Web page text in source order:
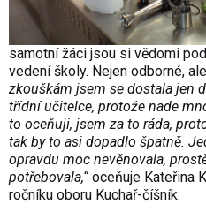
samotní žáci jsou si vědomi
vedení školy. Nejen odborné,
zkouškám jsem se dostala jen
třídní učitelce, protože nade
to oceňuji, jsem za to ráda,
tak by to asi dopadlo špatně.
opravdu moc nevěnovala,
potřebovala,“oceňuje Kateřina
ročníku oboru Kuchař-číšník.